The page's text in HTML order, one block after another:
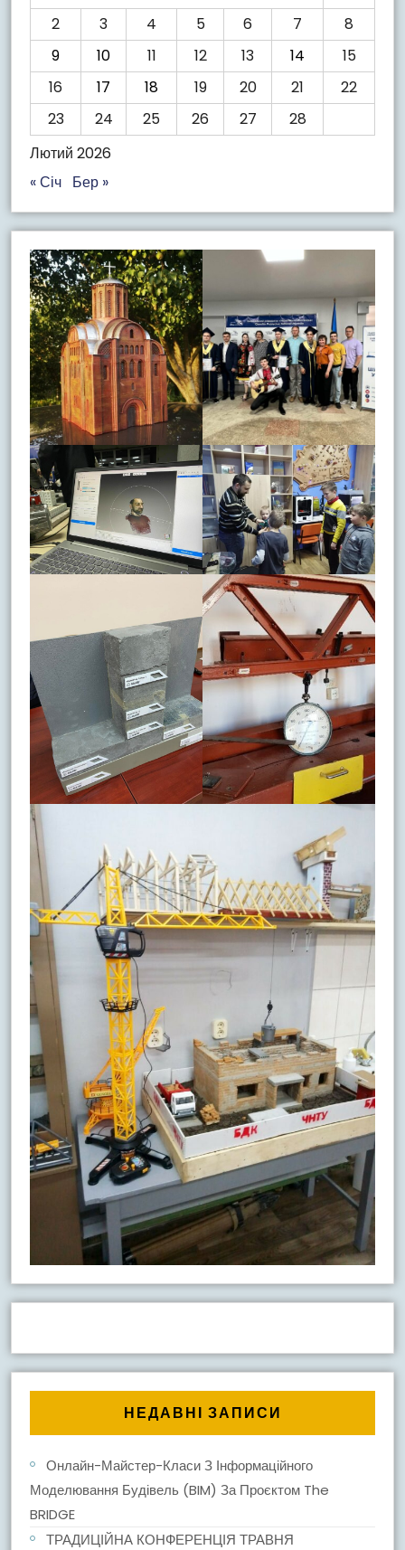
Лютий 2026
2
3 4 5 6 7
8
9
10 11 12 13 14
15
16
17 18 19 20 21
22
23
24 25 26 27 28
« Січ Бер »
НЕДАВНІ ЗАПИСИ
Онлайн-Майстер-Класи З Інформаційного
Моделювання Будівель (BIM) За Проєктом The
BRIDGE
ТРАДИЦІЙНА КОНФЕРЕНЦІЯ ТРАВНЯ